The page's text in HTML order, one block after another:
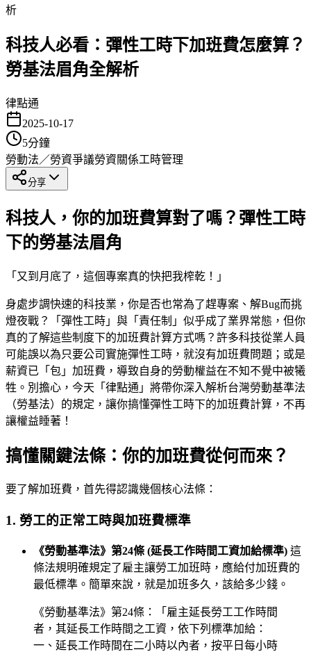
析
科技人必看：彈性工時下加班費怎麼算？
勞基法眉角全解析
律點通
2025-10-17
5分鐘
勞動法／勞資爭議勞資關係工時管理
分享
科技人，你的加班費算對了嗎？彈性工時
下的勞基法眉角
「又到月底了，這個專案真的快把我榨乾！」
身處步調快速的科技業，你是否也常為了趕專案、解Bug而挑
燈夜戰？「彈性工時」與「責任制」似乎成了業界常態，但你
真的了解這些制度下的加班費計算方式嗎？許多科技從業人員
可能誤以為只要公司實施彈性工時，就沒有加班費問題；或是
薪資已「包」加班費，導致自身的勞動權益在不知不覺中被犧
牲。別擔心，今天「律點通」將帶你深入解析台灣勞動基準法
（勞基法）的規定，讓你搞懂彈性工時下的加班費計算，不再
讓權益睡著！
搞懂關鍵法條：你的加班費從何而來？
要了解加班費，首先得認識幾個核心法條：
1. 勞工的正常工時與加班費標準
《勞動基準法》第24條 (延長工作時間工資加給標準) 這
條法規明確規定了雇主讓勞工加班時，應給付加班費的
最低標準。簡單來說，就是加班多久，該給多少錢。
《勞動基準法》第24條：「雇主延長勞工工作時間
者，其延長工作時間之工資，依下列標準加給：
一、延長工作時間在二小時以內者，按平日每小時